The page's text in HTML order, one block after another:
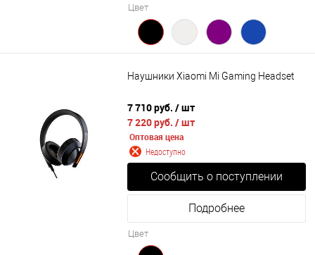
Цвет
Наушники Xiaomi Mi Gaming Headset
7 710 руб. / шт
7 220 руб. / шт
Оптовая цена
Недоступно
Сообщить о поступлении
Подробнее
Цвет